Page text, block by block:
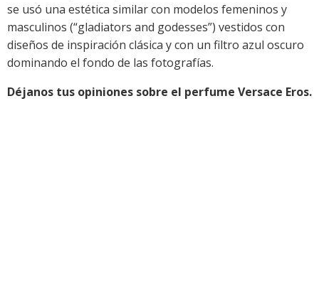
se usó una estética similar con modelos femeninos y
masculinos (“gladiators and godesses”) vestidos con
diseños de inspiración clásica y con un filtro azul oscuro
dominando el fondo de las fotografías.
Déjanos tus opiniones sobre el perfume Versace Eros.